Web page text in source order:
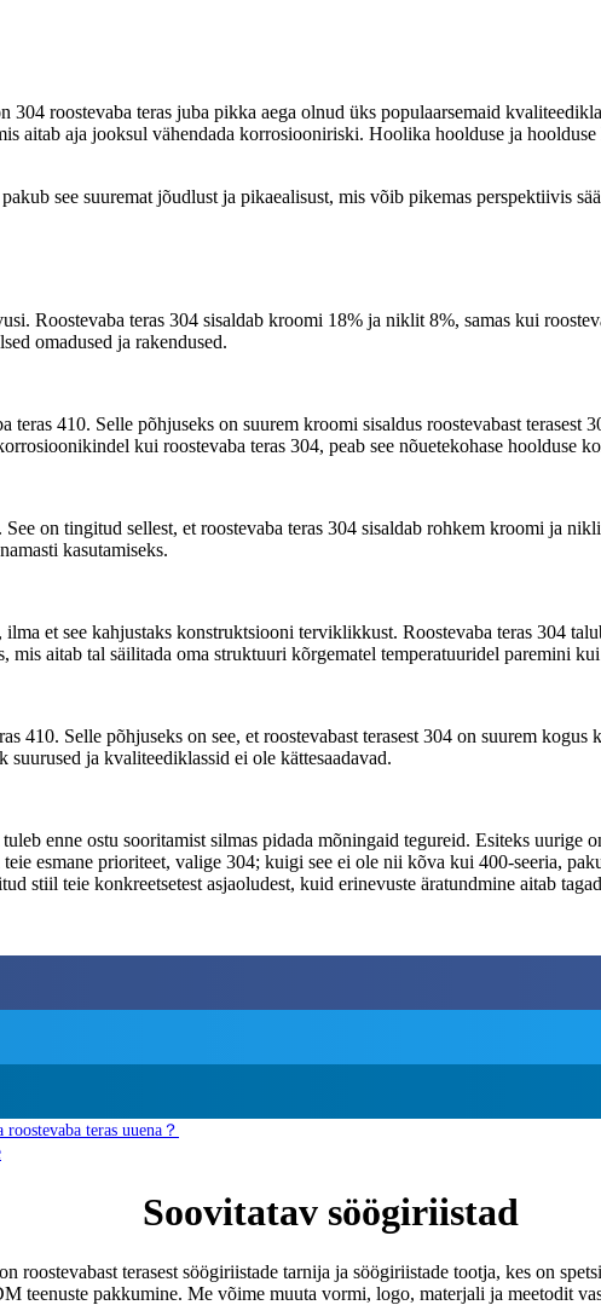
roostevaba teras juba pikka aega olnud üks populaarsemaid
aitab aja jooksul vähendada korrosiooniriski. Hoolika hoolduse ja
see suuremat jõudlust ja pikaealisust, mis võib pikemas perspektiivis
Roostevaba teras 304 sisaldab kroomi 18% ja niklit 8%, samas kui
omadused ja rakendused.
410. Selle põhjuseks on suurem kroomi sisaldus roostevabast
kui roostevaba teras 304, peab see nõuetekohase hoolduse
on tingitud sellest, et roostevaba teras 304 sisaldab rohkem kroomi ja
kasutamiseks.
et see kahjustaks konstruktsiooni terviklikkust. Roostevaba teras 304
mis aitab tal säilitada oma struktuuri kõrgematel temperatuuridel paremini kui
410. Selle põhjuseks on see, et roostevabast terasest 304 on suurem
ja kvaliteediklassid ei ole kättesaadavad.
tuleb enne ostu sooritamist silmas pidada mõningaid tegureid. Esiteks
esmane prioriteet, valige 304; kuigi see ei ole nii kõva kui 400-seeria,
stiil teie konkreetsetest asjaoludest, kuid erinevuste äratundmine aitab
teras uuena？
Soovitatav söögiriistad
roostevabast terasest söögiriistade tarnija ja söögiriistade tootja, kes on
teenuste pakkumine. Me võime muuta vormi, logo, materjali ja meetodit